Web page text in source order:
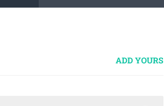
ADD YOURS